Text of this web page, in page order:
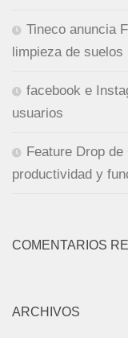
Tineco anuncia
limpieza de suelos
facebook e
usuarios
Feature Drop
productividad y
COMENTARIOS
ARCHIVOS